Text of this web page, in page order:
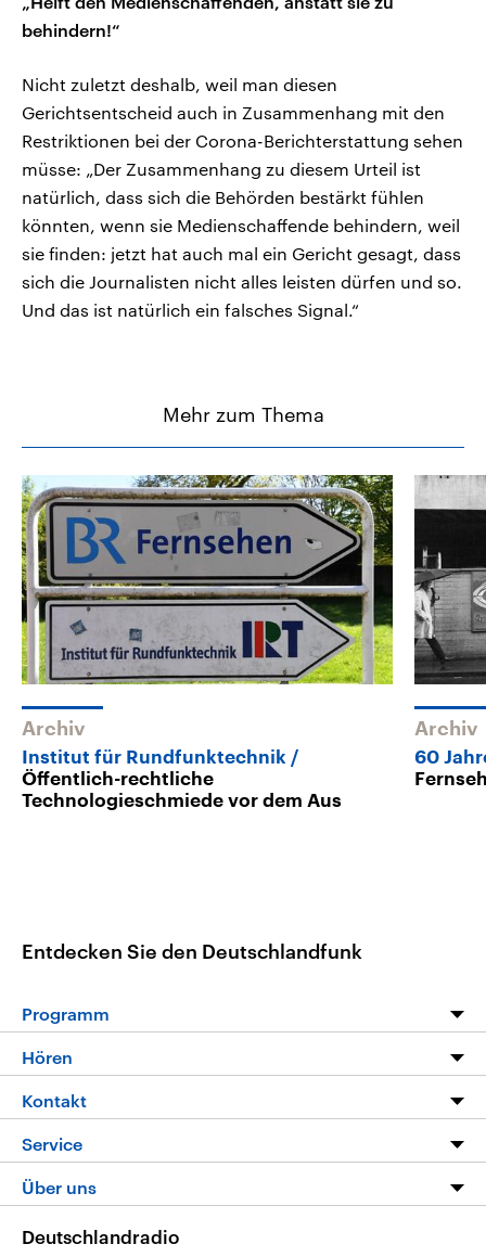
behindern!“
Nicht zuletzt deshalb, weil man diesen
Gerichtsentscheid auch in Zusammenhang mit den
Restriktionen bei der Corona-Berichterstattung sehen
müsse: „Der Zusammenhang zu diesem Urteil ist
natürlich, dass sich die Behörden bestärkt fühlen
könnten, wenn sie Medienschaffende behindern, weil
sie finden: jetzt hat auch mal ein Gericht gesagt, dass
sich die Journalisten nicht alles leisten dürfen und so.
Und das ist natürlich ein falsches Signal.“
Mehr zum Thema
Archiv
Institut für Rundfunktechnik
Öffentlich-rechtliche
Technologieschmiede vor dem Aus
Archiv
60
Entdecken Sie den Deutschlandfunk
Programm
Programm
Die Nachrichten
Nachrichtenleicht
Neue Beiträge auf dlf.de
Hören
Livestream
Podcasts
Deutschlandfunk App
Nachrichten App
Kontakt
Hörerservice
Service
FAQ
Veranstaltungen
Über uns
Deutschlandradio